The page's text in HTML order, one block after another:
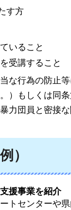
す方
いること
受講すること
な行為の防止
。）もしくは同
力団員と密接
）
援事業を紹介
トセンターや